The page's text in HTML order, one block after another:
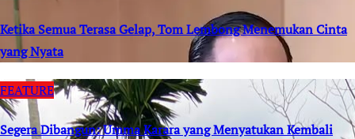
Ketika Semua Terasa Gelap, Tom Lembong Menemukan Cinta
yang Nyata
FEATURE
Segera Dibangun: Umma Karara yang Menyatukan Kembali